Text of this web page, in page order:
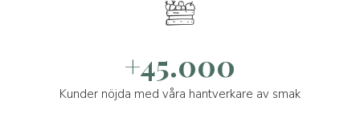
+45.000
Kunder nöjda med våra hantverkare av smak